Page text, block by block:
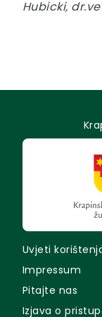
Hubicki,
Uvjeti
Impressum
Pitajte nas
Izjava o